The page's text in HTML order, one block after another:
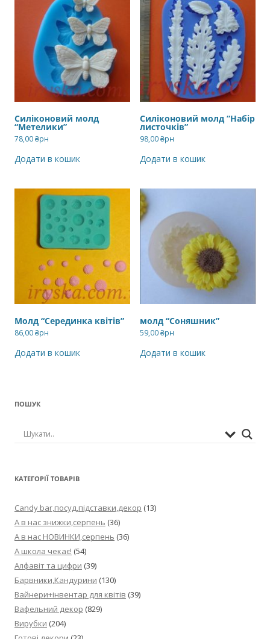
Силіконовий молд
“Метелики”
78,00₴рн
Додати в кошик
Силіконовий молд “Набір
листочків”
98,00₴рн
Додати в кошик
Молд “Серединка квітів”
86,00₴рн
Додати в кошик
молд “Соняшник”
59,00₴рн
Додати в кошик
ПОШУК
КАТЕГОРІЇ ТОВАРІВ
Candy bar,посуд,підставки,декор (13)
А в нас знижки,серпень (36)
А в нас НОВИНКИ,серпень (36)
А школа чекає! (54)
Алфавіт та цифри (39)
Барвники,Кандурини (130)
Вайнери+інвентар для квітів (39)
Вафельний декор (829)
Вирубки (204)